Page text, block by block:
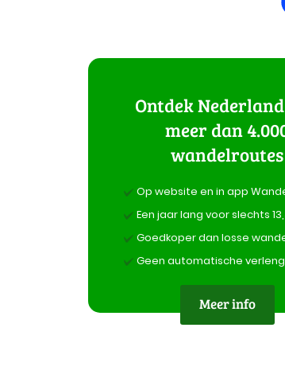
Ontdek
meer dan
wandelroutes
Op website en in app
Een jaar lang voor slechts
Goedkoper dan losse
Geen automatische
Meer info